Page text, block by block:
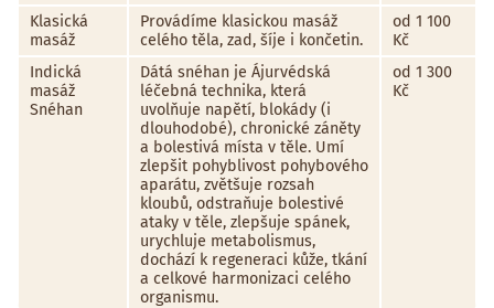
Klasická
masáž
Provádíme klasickou masáž
celého těla, zad, šíje i končetin.
od 1 100
Kč
Indická
masáž
Snéhan
Dátá snéhan je Ájurvédská
léčebná technika, která
uvolňuje napětí, blokády (i
dlouhodobé), chronické záněty
a bolestivá místa v těle. Umí
zlepšit pohyblivost pohybového
aparátu, zvětšuje rozsah
kloubů, odstraňuje bolestivé
ataky v těle, zlepšuje spánek,
urychluje metabolismus,
dochází k regeneraci kůže, tkání
a celkové harmonizaci celého
organismu.
od 1 300
Kč